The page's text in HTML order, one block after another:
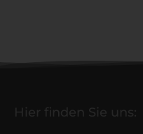
Hier finden Sie uns: